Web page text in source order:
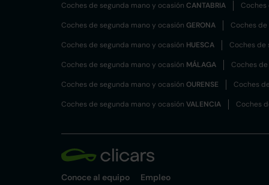
Coches de segunda mano y ocasión CANTABRIA Coches
Coches de segunda mano y ocasión GERONA Coches de
Coches de segunda mano y ocasión HUESCA Coches de
Coches de segunda mano y ocasión MÁLAGA Coches
Coches de segunda mano y ocasión OURENSE Coches
Coches de segunda mano y ocasión VALENCIA Coches
Conoce al equipo Empleo